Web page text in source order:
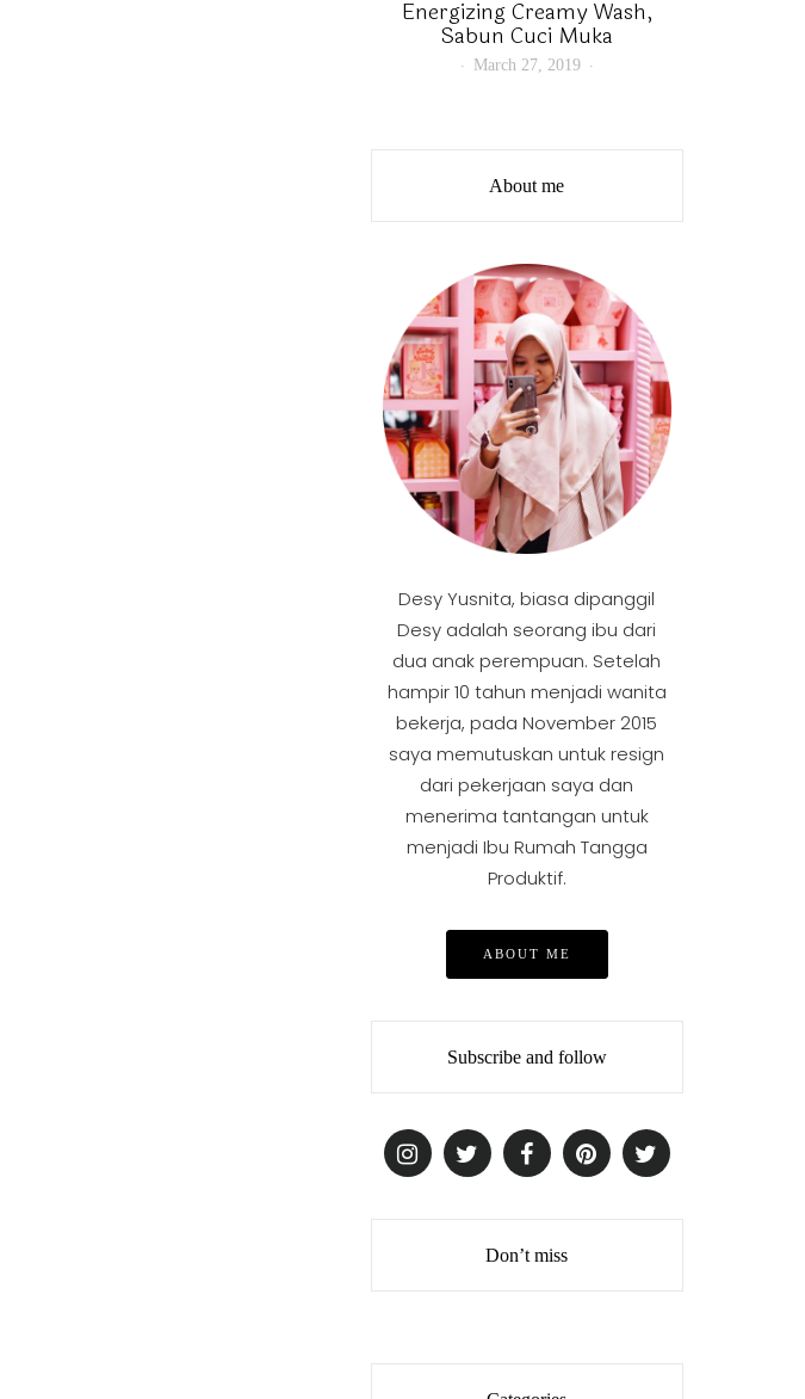
Energizing Creamy Wash,
Sabun Cuci Muka
March 27, 2019
About me
Desy Yusnita, biasa dipanggil
Desy adalah seorang ibu dari
dua anak perempuan. Setelah
hampir 10 tahun menjadi wanita
bekerja, pada November 2015
saya memutuskan untuk resign
dari pekerjaan saya dan
menerima tantangan untuk
menjadi Ibu Rumah Tangga
Produktif.
ABOUT ME
Subscribe and follow
Don’t miss